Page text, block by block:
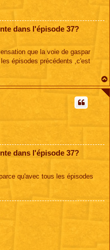
dans l'épisode 37?
que la voie de gaspar
épisodes précédents ,c'est
dans l'épisode 37?
qu'avec tous les épisodes